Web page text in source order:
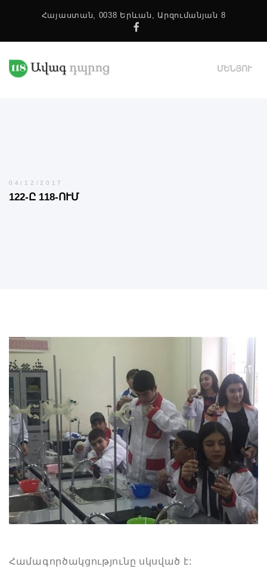
Հայաստան, 0038 Երևան, Արզումանյան 8
ՄԵՆՅՈՒ
04/12/2017
122-Ը 118-ՈՒՄ
Համագործակցությունը սկսված է: